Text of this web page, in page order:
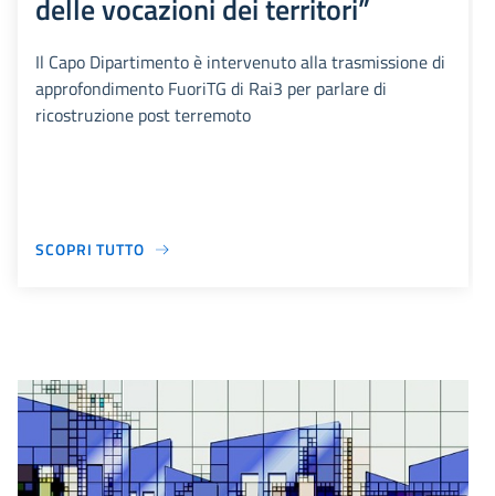
delle vocazioni dei territori”
Il Capo Dipartimento è intervenuto alla trasmissione di
approfondimento FuoriTG di Rai3 per parlare di
ricostruzione post terremoto
SCOPRI TUTTO